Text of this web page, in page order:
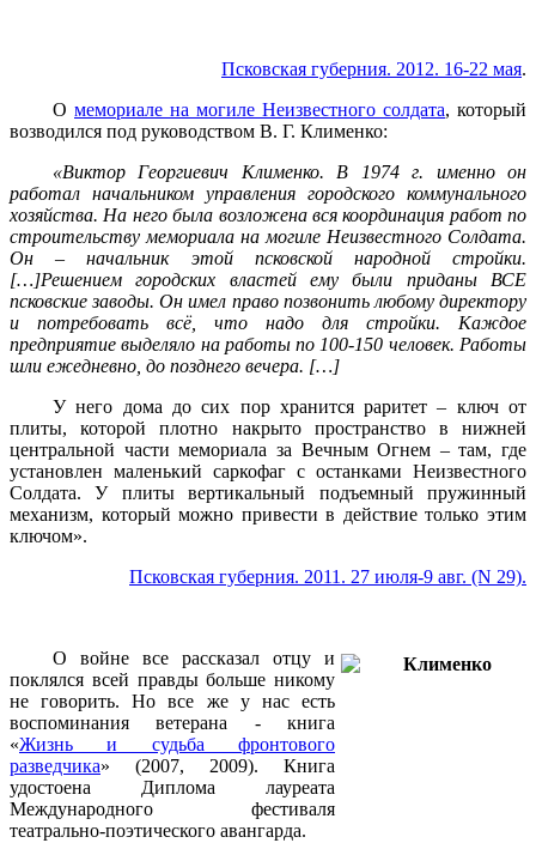
Псковская губерния. 2012. 16-22 мая.
О мемориале на могиле Неизвестного солдата, который
возводился под руководством В. Г. Клименко:
«Виктор Георгиевич Клименко. В 1974 г. именно он
работал начальником управления городского коммунального
хозяйства. На него была возложена вся координация работ по
строительству мемориала на могиле Неизвестного Солдата.
Он – начальник этой псковской народной стройки.
[…]Решением городских властей ему были приданы ВСЕ
псковские заводы. Он имел право позвонить любому директору
и потребовать всё, что надо для стройки. Каждое
предприятие выделяло на работы по 100-150 человек. Работы
шли ежедневно, до позднего вечера. […]
У него дома до сих пор хранится раритет – ключ от
плиты, которой плотно накрыто пространство в нижней
центральной части мемориала за Вечным Огнем – там, где
установлен маленький саркофаг с останками Неизвестного
Солдата. У плиты вертикальный подъемный пружинный
механизм, который можно привести в действие только этим
ключом».
Псковская губерния. 2011. 27 июля-9 авг. (N 29).
О войне все рассказал отцу и
поклялся всей правды больше никому
не говорить. Но все же у нас есть
воспоминания ветерана - книга
«Жизнь и судьба фронтового
разведчика» (2007, 2009). Книга
удостоена Диплома лауреата
Международного фестиваля
театрально-поэтического авангарда.